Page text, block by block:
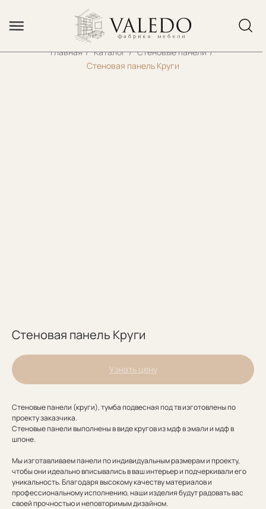
Главная / Каталог / Стеновые панели /
Стеновая панель Круги
Стеновая панель Круги
Узнать цену
Стеновые панели (круги), тумба подвесная под тв изготовлены по
проекту заказчика.
Стеновые панели выполнены в виде кругов из мдф в эмали и мдф в
шпоне.
Мы изготавливаем панели по индивидуальным размерам и проекту,
чтобы они идеально вписывались в ваш интерьер и подчеркивали его
уникальность. Благодаря высокому качеству материалов и
профессиональному исполнению, наши изделия будут радовать вас
своей прочностью и неповторимым дизайном.